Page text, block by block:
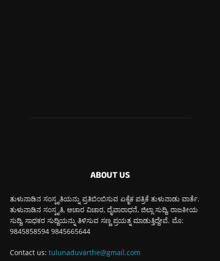
ABOUT US
ತುಳುನಾಡಿನ ಸಂಸ್ಕೃತಿಯನ್ನು ಪ್ರತಿಬಿಂಬಿಸುವ ಏಕೈಕ ಪತ್ರಿಕೆ ತುಳುನಾಡು ವಾರ್ತೆ.
ತುಳುನಾಡಿನ ಸಂಸ್ಕೃತಿ, ಆಚಾರ ವಿಚಾರ, ದೈವಾರಾಧನೆ, ಜಿಲ್ಲಾ ಸುದ್ದಿ, ರಾಜಕೀಯ
ಸುದ್ದಿ, ಸಾಧಕರ ಸುದ್ದಿಯನ್ನು ತಿಳಿಸುವ ಸಣ್ಣ ಪ್ರಯತ್ನ ಮಾಡುತ್ತಿದ್ದೇವೆ. ಮೊ:
9845858594 9845665644
Contact us: tulunaduvarthe@gmail.com